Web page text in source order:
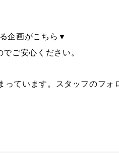
企画がこちら▼
でご安心ください。
っています。スタッフのフォ